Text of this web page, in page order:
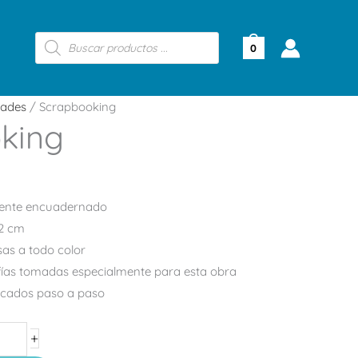
Búsqueda
de
productos
0
/ Scrapbooking
encuadernado
cm
a todo color
tomadas especialmente para esta obra
paso a paso
+